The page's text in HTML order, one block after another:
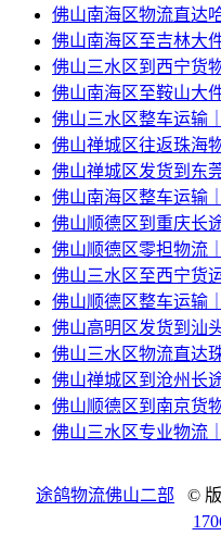
佛山南海区物流直达
佛山南海区至吉林大
佛山三水区到西宁货
佛山南海区至鞍山大
佛山三水区整车运输
佛山禅城区往返珠海
佛山禅城区发货到东
佛山南海区整车运输
佛山顺德区到重庆长
佛山顺德区零担物流
佛山三水区至西宁货
佛山顺德区整车运输
佛山高明区发货到汕
佛山三水区物流直达
佛山禅城区到沧州长
佛山顺德区到南京货
佛山三水区专业物流
途鸽物流佛山二部 © 版